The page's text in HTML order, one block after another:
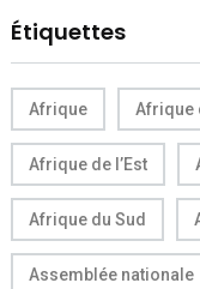
Étiquettes
Afrique Afrique
Afrique de l’Est
Afrique du Sud
Assemblée nationale